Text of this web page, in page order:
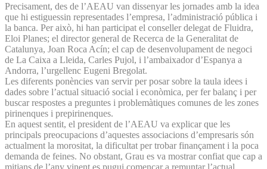
Precisament, des de l’AEAU van dissenyar les jornades amb la idea
que hi estiguessin representades l’empresa, l’administració pública i
la banca. Per això, hi han participat el conseller delegat de Fluidra,
Eloi Planes; el director general de Recerca de la Generalitat de
Catalunya, Joan Roca Acín; el cap de desenvolupament de negoci
de La Caixa a Lleida, Carles Pujol, i l’ambaixador d’Espanya a
Andorra, l’urgellenc Eugeni Bregolat.
Les diferents ponències van servir per posar sobre la taula idees i
dades sobre l’actual situació social i econòmica, per fer balanç i per
buscar respostes a preguntes i problemàtiques comunes de les zones
pirinenques i prepirinenques.
En aquest sentit, el president de l’AEAU va explicar que les
principals preocupacions d’aquestes associacions d’empresaris són
actualment la morositat, la dificultat per trobar finançament i la poca
demanda de feines. No obstant, Grau es va mostrar confiat que cap a
mitjans de l’any vinent es pugui començar a remuntar l’actual